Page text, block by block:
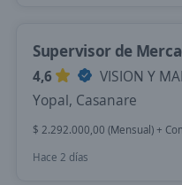
Supervisor de
4,6
VISION Y
Yopal, Casanare
$ 2.292.000,00 (Mensual) +
Hace 2 días